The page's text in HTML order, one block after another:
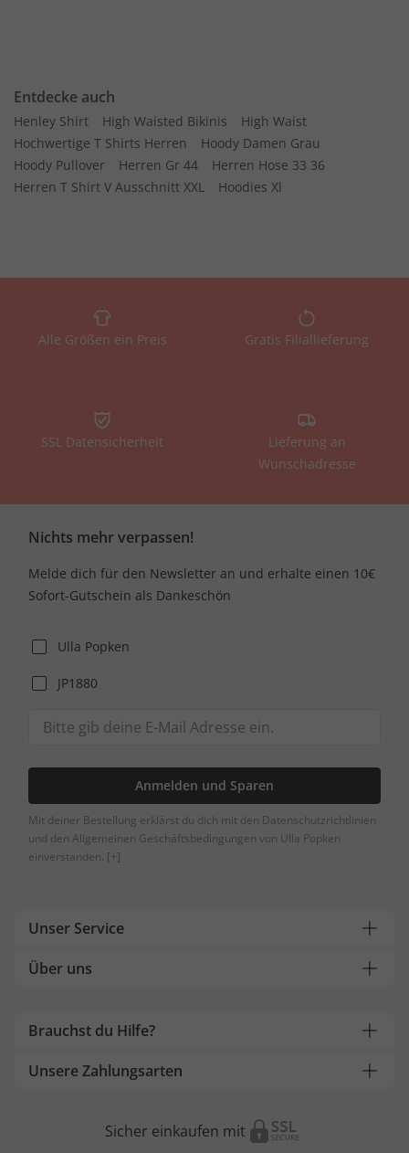
Entdecke auch
Henley Shirt High Waisted Bikinis
High Waist
Hochwertige T Shirts Herren
Hoody Damen Grau
Hoody Pullover
Herren Gr 44
Herren Hose 33 36
Herren T Shirt V Ausschnitt XXL
Hoodies Xl
Alle Größen ein Preis Gratis Filiallieferung
SSL Datensicherheit
Lieferung an
Wunschadresse
Nichts mehr verpassen!
Melde dich für den Newsletter an und erhalte einen 10€
Sofort-Gutschein als Dankeschön
Ulla Popken
JP1880
Anmelden und Sparen
Mit deiner Bestellung erklärst du dich mit den Datenschutzrichtlinien
und den Allgemeinen Geschäftsbedingungen von Ulla Popken
einverstanden. [+]
Unser Service
Über uns
Brauchst du Hilfe?
Unsere Zahlungsarten
Sicher einkaufen mit